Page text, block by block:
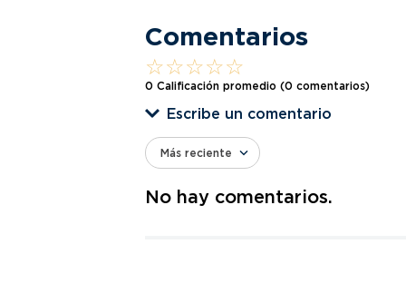
Comentarios
☆☆☆☆☆
0 Calificación promedio (0 comentarios)
Escribe un comentario
Agregar comentario
Título
Más reciente
No hay comentarios.